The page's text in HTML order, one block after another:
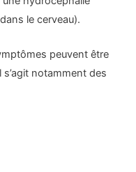
le cerveau).
peuvent être
notamment des